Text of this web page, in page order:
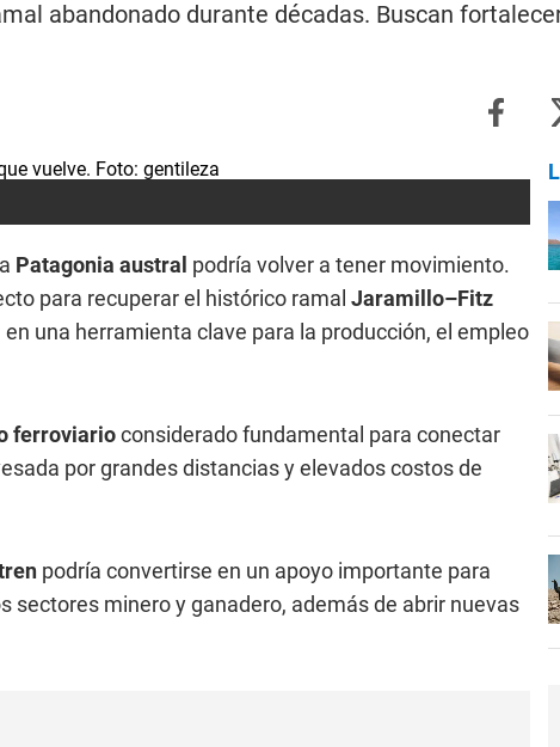
abandonado durante décadas. Buscan
Patagonia austral podría volver a tener movimiento.
para recuperar el histórico ramal Jaramillo–Fitz
una herramienta clave para la producción, el empleo
ferroviarioconsiderado fundamental para conectar
por grandes distancias y elevados costos de
podría convertirse en un apoyo importante para
minero y ganadero, además de abrir nuevas